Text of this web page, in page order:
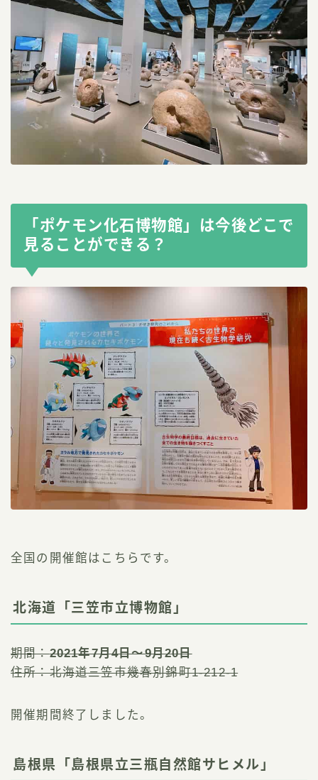
「ポケモン化石博物館」は今後どこで
見ることができる？
全国の開催館はこちらです。
北海道「三笠市立博物館」
期間：2021年7月4日～9月20日
住所：北海道三笠市幾春別錦町1-212-1
開催期間終了しました。
島根県「島根県立三瓶自然館サヒメル」